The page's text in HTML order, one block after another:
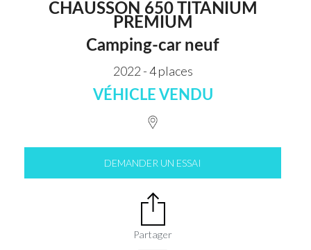
CHAUSSON 650 TITANIUM
PREMIUM
Camping-car neuf
2022 - 4 places
VÉHICLE VENDU
DEMANDER UN ESSAI
Partager